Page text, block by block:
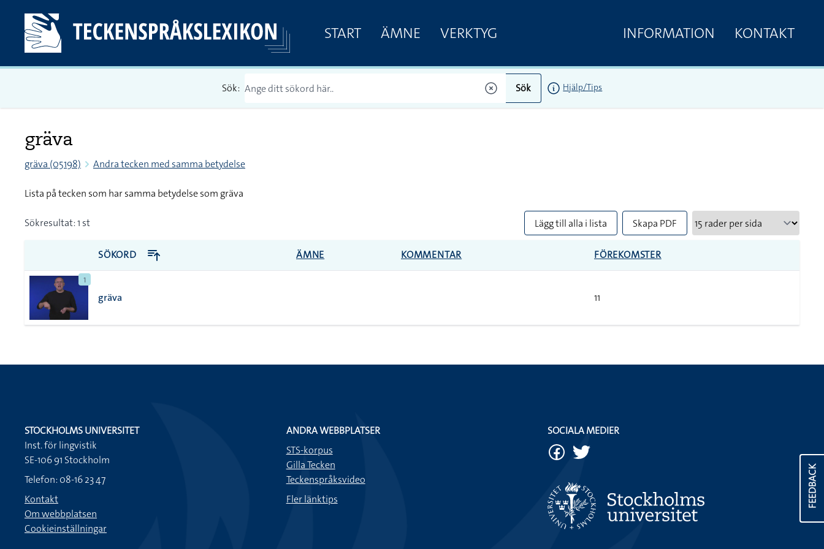
START ÄMNE VERKTYG INFORMATION KONTAKT
Sök: Sök Hjälp/Tips
gräva
gräva (05198) Andra tecken med samma betydelse
Lista på tecken som har samma betydelse som gräva
Sökresultat: 1 st Lägg till alla i lista Skapa PDF
SÖKORD ÄMNE KOMMENTAR FÖREKOMSTER
1
gräva 11
FEEDBACK
STOCKHOLMS UNIVERSITET
Inst. för lingvistik
SE-106 91 Stockholm
Telefon: 08-16 23 47
Kontakt
Om webbplatsen
Cookieinställningar
ANDRA WEBBPLATSER
STS-korpus
Gilla Tecken
Teckenspråksvideo
Fler länktips
SOCIALA MEDIER